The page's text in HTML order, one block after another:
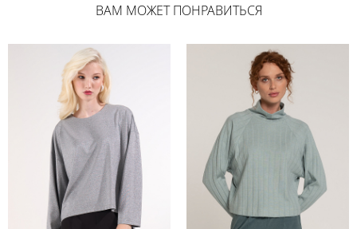
ВАМ МОЖЕТ ПОНРАВИТЬСЯ